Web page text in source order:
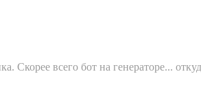
Скорее всего бот на генераторе...